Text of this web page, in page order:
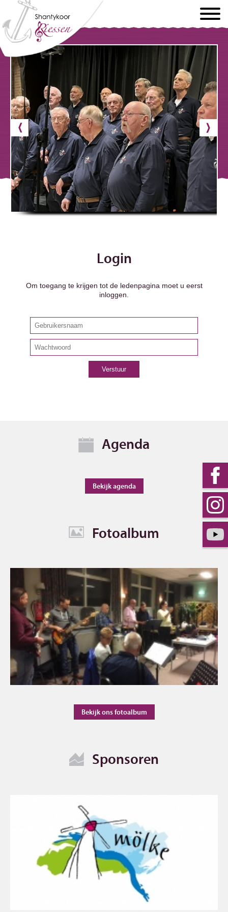
Login
Om toegang te krijgen tot de ledenpagina moet u eerst
inloggen.
Agenda
Bekijk agenda
Fotoalbum
Bekijk ons fotoalbum
Sponsoren